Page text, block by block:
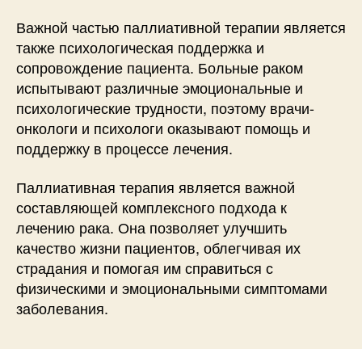
Важной частью паллиативной терапии является
также психологическая поддержка и
сопровождение пациента. Больные раком
испытывают различные эмоциональные и
психологические трудности, поэтому врачи-
онкологи и психологи оказывают помощь и
поддержку в процессе лечения.
Паллиативная терапия является важной
составляющей комплексного подхода к
лечению рака. Она позволяет улучшить
качество жизни пациентов, облегчивая их
страдания и помогая им справиться с
физическими и эмоциональными симптомами
заболевания.